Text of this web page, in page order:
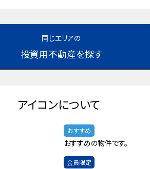
同じエリアの
投資用不動産を探す
アイコンについて
おすすめ
おすすめの物件です。
会員限定